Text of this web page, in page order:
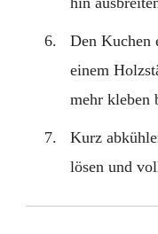
Den Kuchen
einem
mehr kleben
Kurz
lösen und